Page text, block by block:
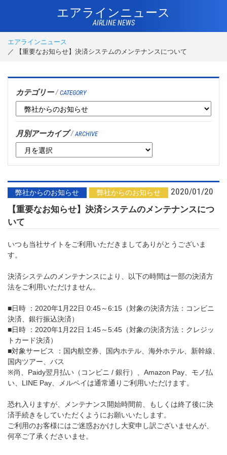
エアラインニュース
AIRLINE NEWS
エアラインニュース
【重要なお知らせ】決済システムのメンテナンスについて
カテゴリー/ CATEGORY
月別アーカイブ/ ARCHIVE
弊社からのお知らせ 弊社からのお知らせ
2020/01/20
【重要なお知らせ】決済システムのメンテナンスにつ
いて
いつも当社サイトをご利用いただきましてありがとうございま
す。
決済システムのメンテナンスにより、以下の時間は一部の決済方
法をご利用いただけません。
■日時 ：2020年1月22日 0:45～6:15（対象の決済方法：コンビニ
決済、銀行振込決済）
■日時 ：2020年1月22日 1:45～5:45（対象の決済方法：クレジッ
トカード決済）
■対象サービス ：国内航空券、国内ホテル、海外ホテル、新幹線、
国内ツアー、バス
※尚、Paidy翌月払い（コンビニ / 銀行）、Amazon Pay、モノ払
い、LINE Pay、メルペイは通常通りご利用いただけます。
恐れ入りますが、メンテナンス開始時間前、もしくは終了後に決
済手続きをしていただくようにお願いいたします。
ご利用のお客様にはご迷惑おかけし大変申し訳ございませんが、
何卒ご了承くださいませ。